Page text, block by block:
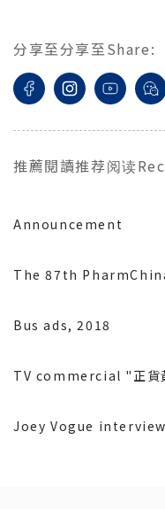
分享至分享至Share:
推薦閱讀推荐阅读
Announcement
The 87th
Bus ads, 2018
TV commercial "正貨
Joey Vogue